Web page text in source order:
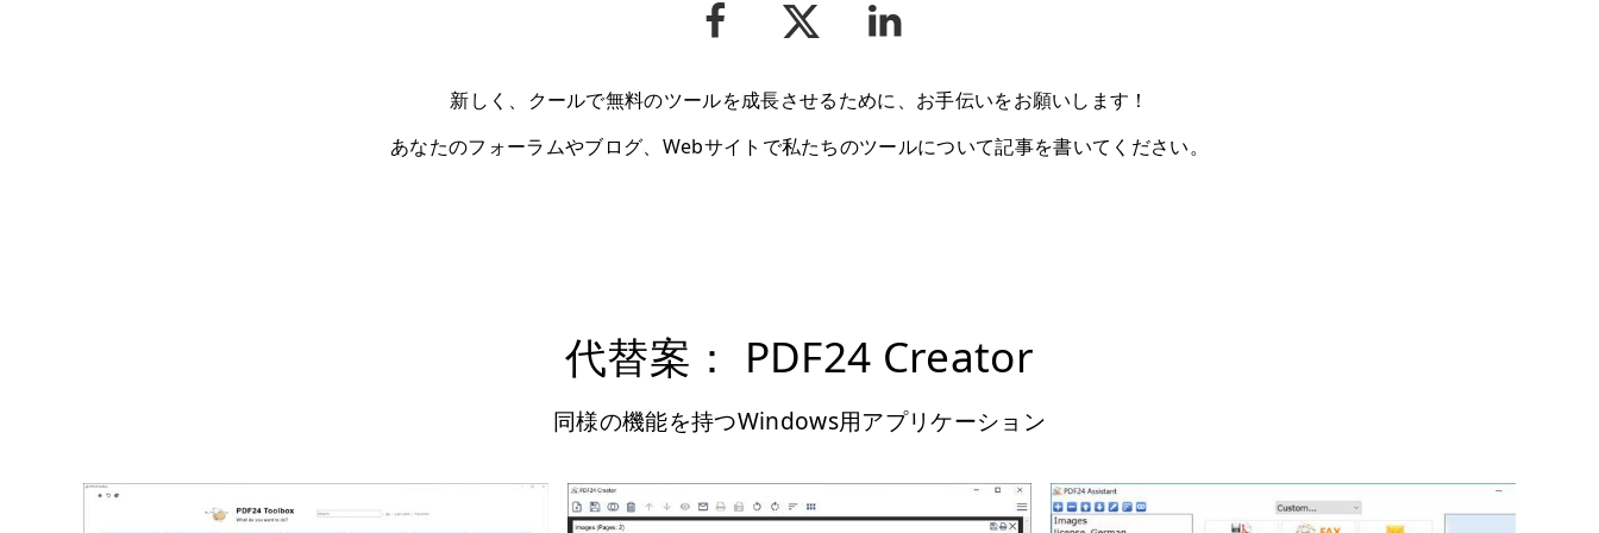
新しく、クールで無料のツールを成長させるために、お手伝いをお願いします！
あなたのフォーラムやブログ、Webサイトで私たちのツールについて記事を書いてください。
代替案： PDF24 Creator
同様の機能を持つWindows用アプリケーション